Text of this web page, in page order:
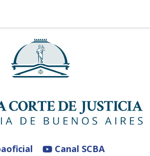
Canal SCBA